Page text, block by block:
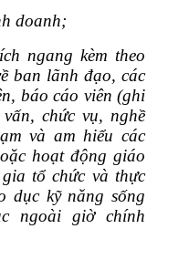
doanh;
ngang kèm theo
ban lãnh đạo, các
báo cáo viên (ghi
chức vụ, nghề
và am hiểu các
hoạt động giáo
tổ chức và thực
dục kỹ năng sống
ngoài giờ chính